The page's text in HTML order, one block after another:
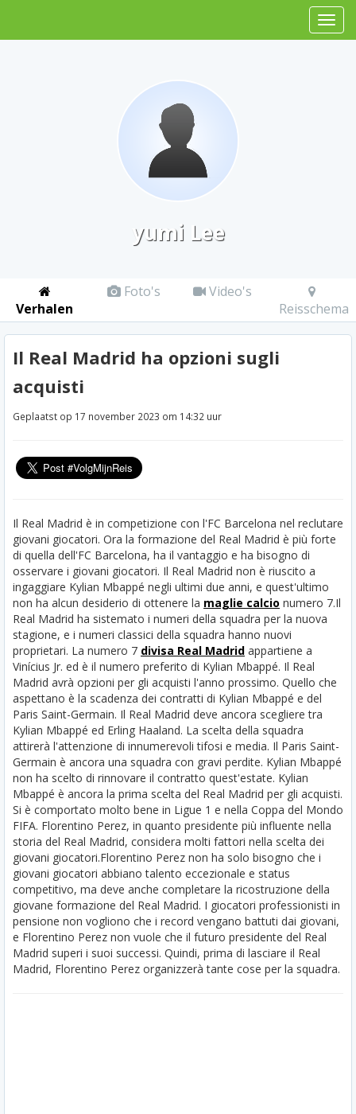
yumi Lee
Verhalen
Foto's
Video's
Reisschema
Il Real Madrid ha opzioni sugli
acquisti
Geplaatst op 17 november 2023 om 14:32 uur
Il Real Madrid è in competizione con l'FC Barcelona nel reclutare
giovani giocatori. Ora la formazione del Real Madrid è più forte
di quella dell'FC Barcelona, ha il vantaggio e ha bisogno di
osservare i giovani giocatori. Il Real Madrid non è riuscito a
ingaggiare Kylian Mbappé negli ultimi due anni, e quest'ultimo
non ha alcun desiderio di ottenere la maglie calcio numero 7.Il
Real Madrid ha sistemato i numeri della squadra per la nuova
stagione, e i numeri classici della squadra hanno nuovi
proprietari. La numero 7 divisa Real Madrid appartiene a
Vinícius Jr. ed è il numero preferito di Kylian Mbappé. Il Real
Madrid avrà opzioni per gli acquisti l'anno prossimo. Quello che
aspettano è la scadenza dei contratti di Kylian Mbappé e del
Paris Saint-Germain. Il Real Madrid deve ancora scegliere tra
Kylian Mbappé ed Erling Haaland. La scelta della squadra
attirerà l'attenzione di innumerevoli tifosi e media. Il Paris Saint-
Germain è ancora una squadra con gravi perdite. Kylian Mbappé
non ha scelto di rinnovare il contratto quest'estate. Kylian
Mbappé è ancora la prima scelta del Real Madrid per gli acquisti.
Si è comportato molto bene in Ligue 1 e nella Coppa del Mondo
FIFA. Florentino Perez, in quanto presidente più influente nella
storia del Real Madrid, considera molti fattori nella scelta dei
giovani giocatori.Florentino Perez non ha solo bisogno che i
giovani giocatori abbiano talento eccezionale e status
competitivo, ma deve anche completare la ricostruzione della
giovane formazione del Real Madrid. I giocatori professionisti in
pensione non vogliono che i record vengano battuti dai giovani,
e Florentino Perez non vuole che il futuro presidente del Real
Madrid superi i suoi successi. Quindi, prima di lasciare il Real
Madrid, Florentino Perez organizzerà tante cose per la squadra.